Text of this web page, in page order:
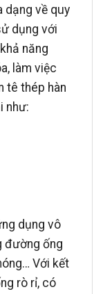
về quy
dụng với
năng
làm việc
tê thép hàn
như:
dụng vô
đường ống
Với kết
rò rỉ, có